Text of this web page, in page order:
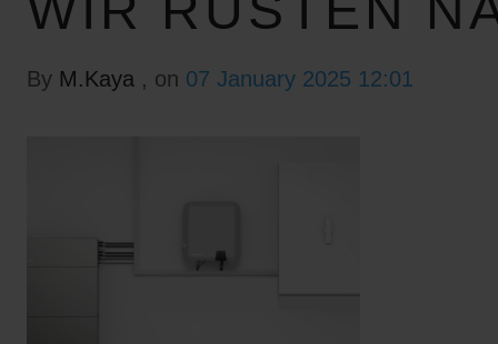
By M.Kaya , on 07 January 2025 12:01